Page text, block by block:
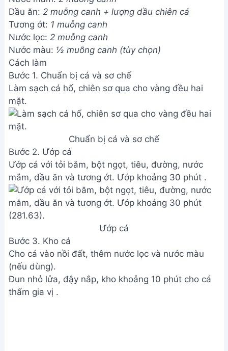
Dầu ăn: 2 muỗng canh + lượng dầu chiên cá
Tương ớt: 1 muỗng canh
Nước lọc: 2 muỗng canh
Nước màu: ½ muỗng canh (tùy chọn)
Cách làm
Bước 1. Chuẩn bị cá và sơ chế
Làm sạch cá hố, chiên sơ qua cho vàng đều hai
mặt.
Chuẩn bị cá và sơ chế
Bước 2. Ướp cá
Ướp cá với tỏi băm, bột ngọt, tiêu, đường, nước
mắm, dầu ăn và tương ớt. Ướp khoảng 30 phút .
Ướp cá
Bước 3. Kho cá
Cho cá vào nồi đất, thêm nước lọc và nước màu
(nếu dùng).
Đun nhỏ lửa, đậy nắp, kho khoảng 10 phút cho cá
thấm gia vị .